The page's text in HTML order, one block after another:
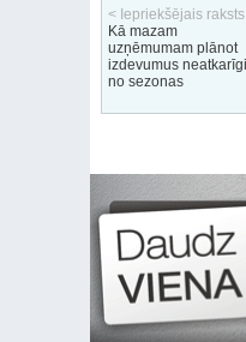
< Iepriekšējais raksts
Kā mazam
uzņēmumam plānot
izdevumus neatkarīgi
no sezonas